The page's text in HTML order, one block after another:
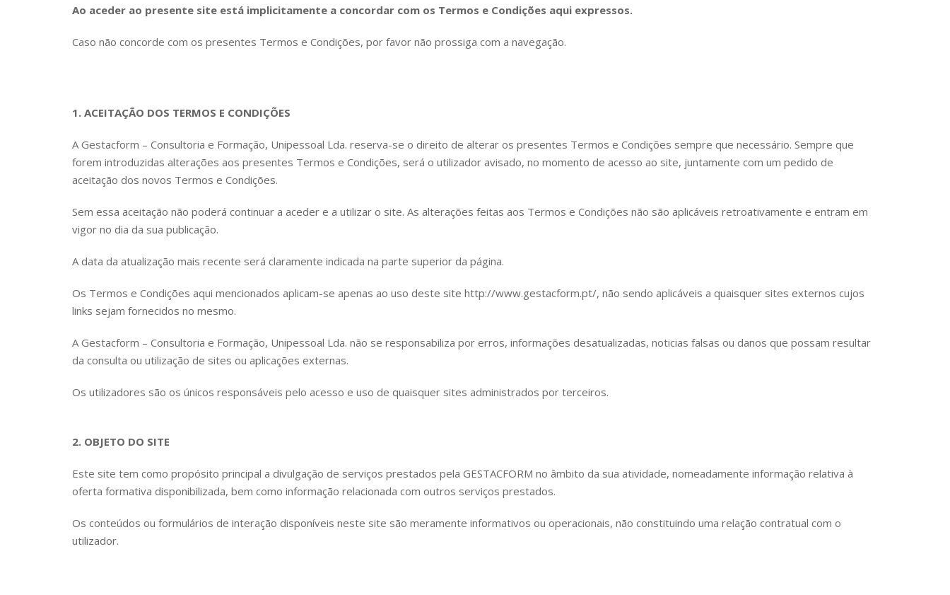
Ao aceder ao presente site está implicitamente a concordar com os Termos e Condições aqui expressos.
Caso não concorde com os presentes Termos e Condições, por favor não prossiga com a navegação.
1. ACEITAÇÃO DOS TERMOS E CONDIÇÕES
A Gestacform – Consultoria e Formação, Unipessoal Lda. reserva-se o direito de alterar os presentes Termos e Condições sempre que necessário. Sempre que
forem introduzidas alterações aos presentes Termos e Condições, será o utilizador avisado, no momento de acesso ao site, juntamente com um pedido de
aceitação dos novos Termos e Condições.
Sem essa aceitação não poderá continuar a aceder e a utilizar o site. As alterações feitas aos Termos e Condições não são aplicáveis retroativamente e entram em
vigor no dia da sua publicação.
A data da atualização mais recente será claramente indicada na parte superior da página.
Os Termos e Condições aqui mencionados aplicam-se apenas ao uso deste site http://www.gestacform.pt/, não sendo aplicáveis a quaisquer sites externos cujos
links sejam fornecidos no mesmo.
A Gestacform – Consultoria e Formação, Unipessoal Lda. não se responsabiliza por erros, informações desatualizadas, noticias falsas ou danos que possam resultar
da consulta ou utilização de sites ou aplicações externas.
Os utilizadores são os únicos responsáveis pelo acesso e uso de quaisquer sites administrados por terceiros.
2. OBJETO DO SITE
Este site tem como propósito principal a divulgação de serviços prestados pela GESTACFORM no âmbito da sua atividade, nomeadamente informação relativa à
oferta formativa disponibilizada, bem como informação relacionada com outros serviços prestados.
Os conteúdos ou formulários de interação disponíveis neste site são meramente informativos ou operacionais, não constituindo uma relação contratual com o
utilizador.